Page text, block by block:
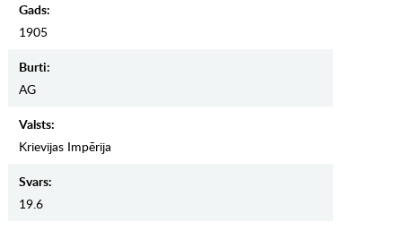
Gads:
1905
Burti:
AG
Valsts:
Krievijas Impērija
Svars:
19.6